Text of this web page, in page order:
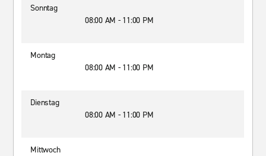
Sonntag
08:00 AM - 11:00 PM
Montag
08:00 AM - 11:00 PM
Dienstag
08:00 AM - 11:00 PM
Mittwoch